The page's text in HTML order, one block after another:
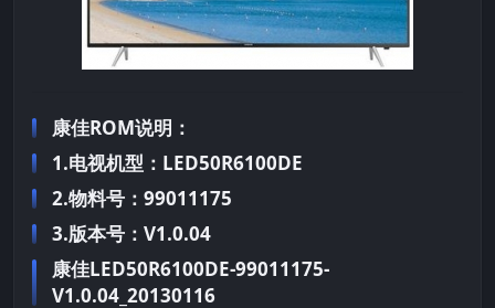
康佳ROM说明：
1.电视机型：LED50R6100DE
2.物料号：99011175
3.版本号：V1.0.04
康佳LED50R6100DE-99011175-
V1.0.04_20130116